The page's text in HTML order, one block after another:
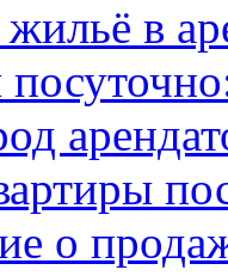
жильё в
о